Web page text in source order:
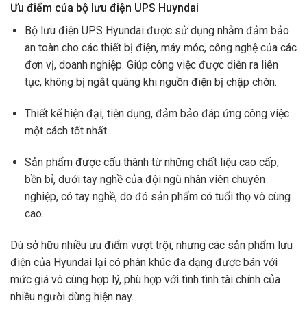
Ưu điểm của bộ lưu điện UPS Huyndai
Bộ lưu điện UPS Hyundai được sử dụng nhằm đảm bảo
an toàn cho các thiết bị điện, máy móc, công nghệ của các
đơn vị, doanh nghiệp. Giúp công việc được diễn ra liên
tục, không bị ngắt quãng khi nguồn điện bị chập chờn.
Thiết kế hiện đại, tiện dụng, đảm bảo đáp ứng công việc
một cách tốt nhất
Sản phẩm được cấu thành từ những chất liệu cao cấp,
bền bỉ, dưới tay nghề của đội ngũ nhân viên chuyên
nghiệp, có tay nghề, do đó sản phẩm có tuổi thọ vô cùng
cao.
Dù sở hữu nhiều ưu điểm vượt trội, nhưng các sản phẩm lưu
điện của Hyundai lại có phân khúc đa dạng được bán với
mức giá vô cùng hợp lý, phù hợp với tình tình tài chính của
nhiều người dùng hiện nay.